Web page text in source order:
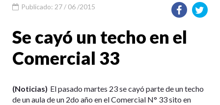
Publicado: 27 / 06 /2015
Se cayó un techo en el
Comercial 33
(Noticias) El pasado martes 23 se cayó parte de un techo
de un aula de un 2do año en el Comercial N° 33 sito en